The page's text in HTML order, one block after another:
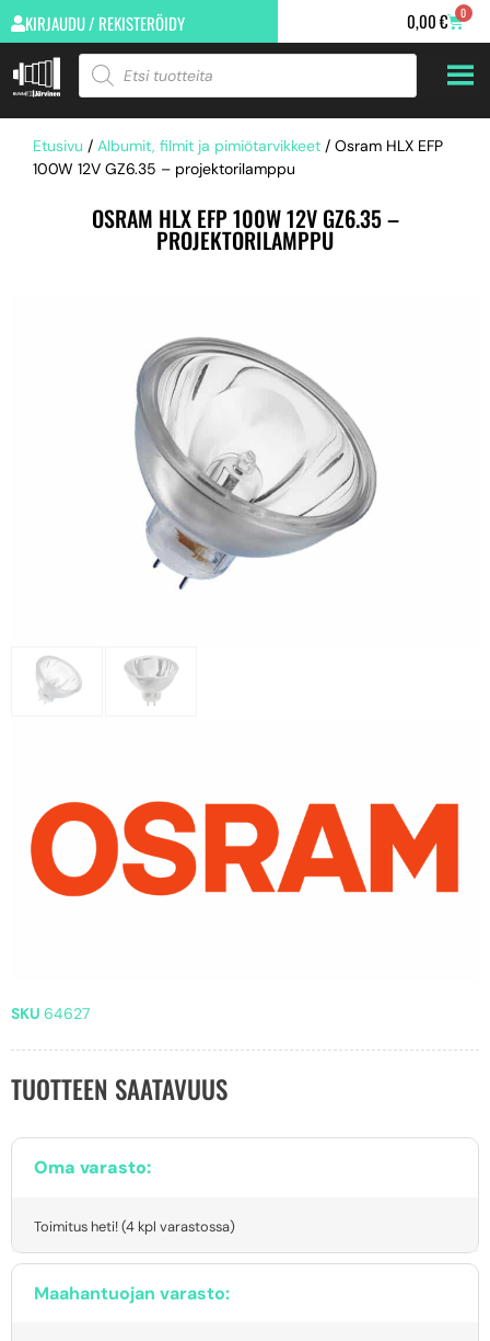
KIRJAUDU / REKISTERÖIDY 0,00€ 0
Etusivu / Albumit, filmit ja pimiötarvikkeet / Osram HLX EFP
100W 12V GZ6.35 – projektorilamppu
OSRAM HLX EFP 100W 12V GZ6.35 –
PROJEKTORILAMPPU
SKU 64627
TUOTTEEN SAATAVUUS
Oma varasto:
Toimitus heti! (4 kpl varastossa)
Maahantuojan varasto: